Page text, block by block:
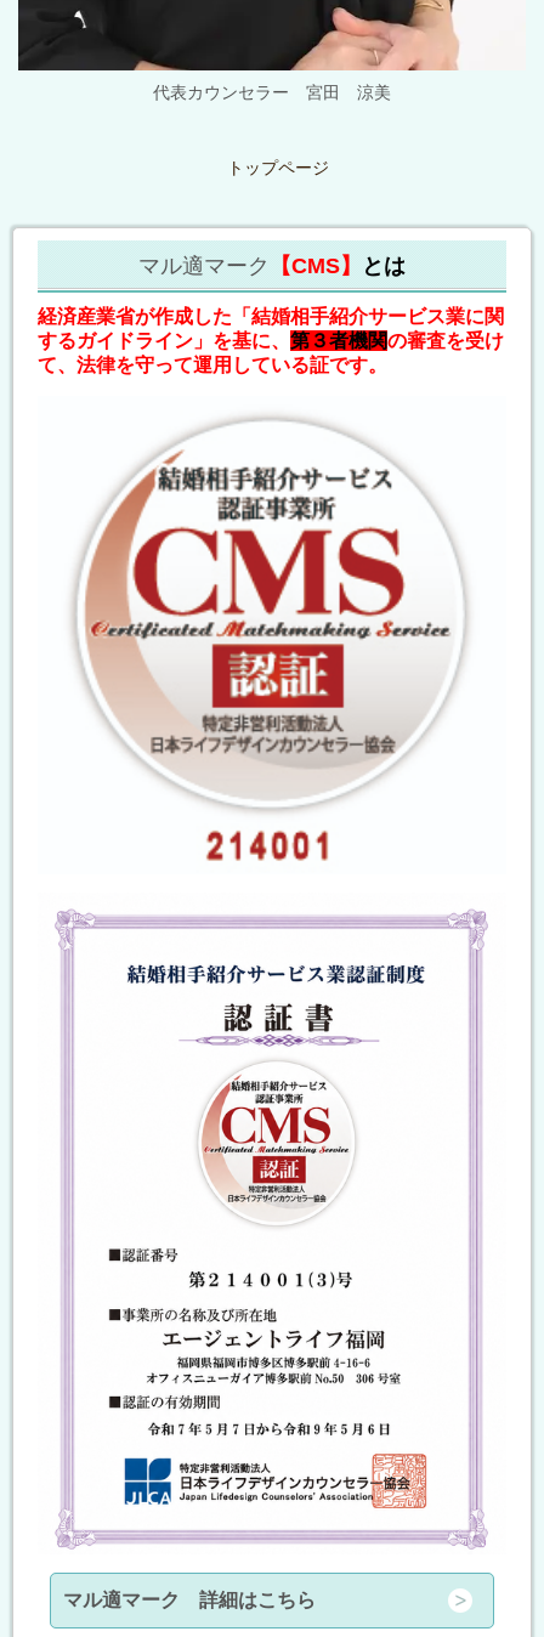
代表カウンセラー 宮田 涼美
トップページ
マル適マーク 【CMS】 とは
経済産業省が作成した「結婚相手紹介サービス業に関
するガイドライン」を基に、 第３者機関の審査を受け
て、法律を守って運用している証です。
マル適マーク 詳細はこちら